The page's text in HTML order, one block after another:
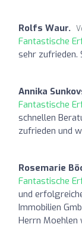
Rolfs Waur.
Fantastische
sehr
Annika
Fantastische
schnellen
zufrieden und
Rosemarie
Fantastische
und
Immobilien
Herrn Moehlen